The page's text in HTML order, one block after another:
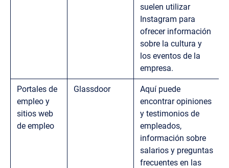
suelen utilizar
Instagram para
ofrecer información
sobre la cultura y
los eventos de la
empresa.
Portales de
empleo y
sitios web
de empleo
Glassdoor
Aquí puede
encontrar opiniones
y testimonios de
empleados,
información sobre
salarios y preguntas
frecuentes en las